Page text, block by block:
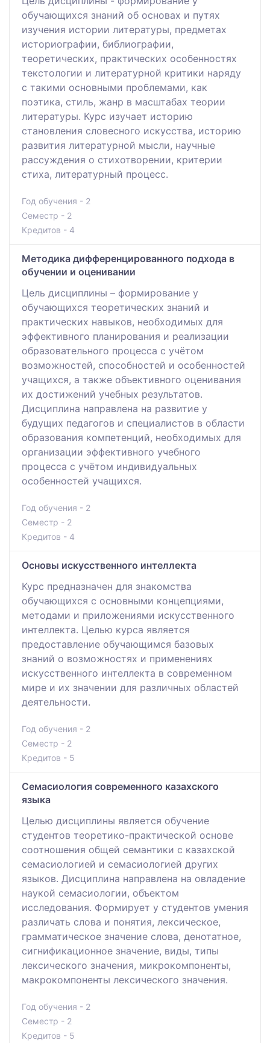
обучающихся знаний об основах и путях
изучения истории литературы, предметах
историографии, библиографии,
теоретических, практических особенностях
текстологии и литературной критики наряду
с такими основными проблемами, как
поэтика, стиль, жанр в масштабах теории
литературы. Курс изучает историю
становления словесного искусства, историю
развития литературной мысли, научные
рассуждения о стихотворении, критерии
стиха, литературный процесс.
Год обучения - 2
Семестр - 2
Кредитов - 4
Методика дифференцированного подхода в
обучении и оценивании
Цель дисциплины – формирование у
обучающихся теоретических знаний и
практических навыков, необходимых для
эффективного планирования и реализации
образовательного процесса с учётом
возможностей, способностей и особенностей
учащихся, а также объективного оценивания
их достижений учебных результатов.
Дисциплина направлена на развитие у
будущих педагогов и специалистов в области
образования компетенций, необходимых для
организации эффективного учебного
процесса с учётом индивидуальных
особенностей учащихся.
Год обучения - 2
Семестр - 2
Кредитов - 4
Основы искусственного интеллекта
Курс предназначен для знакомства
обучающихся с основными концепциями,
методами и приложениями искусственного
интеллекта. Целью курса является
предоставление обучающимся базовых
знаний о возможностях и применениях
искусственного интеллекта в современном
мире и их значении для различных областей
деятельности.
Год обучения - 2
Семестр - 2
Кредитов - 5
Семасиология современного казахского
языка
Целью дисциплины является обучение
студентов теоретико-практической основе
соотношения общей семантики с казахской
семасиологией и семасиологией других
языков. Дисциплина направлена на овладение
наукой семасиологии, объектом
исследования. Формирует у студентов умения
различать слова и понятия, лексическое,
грамматическое значение слова, денотатное,
сигнификационное значение, виды, типы
лексического значения, микрокомпоненты,
макрокомпоненты лексического значения.
Год обучения - 2
Семестр - 2
Кредитов - 5